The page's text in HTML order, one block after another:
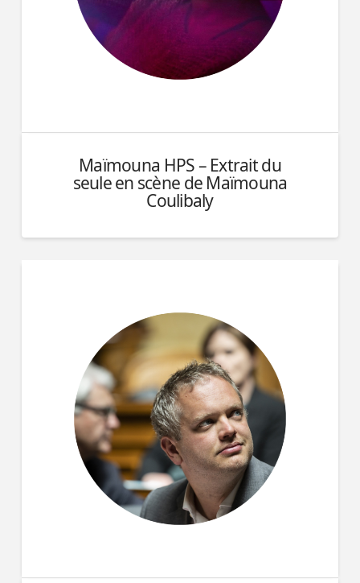
Maïmouna HPS – Extrait du
seule en scène de Maïmouna
Coulibaly